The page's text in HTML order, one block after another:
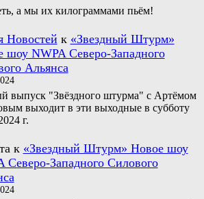
а мы их килограммами пьём!
Новостей к «Звездный Штурм»
шоу NWPA Северо-Западного
Альянса
выпуск "Звёздного штурма" с Артёмом
выходит в эти выходные в субботу
г.
к «Звездный Штурм» Новое шоу
Северо-Западного Силового